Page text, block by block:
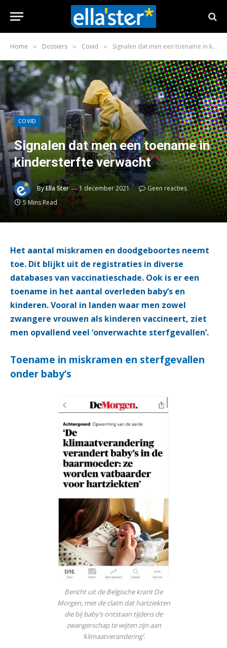
Home » Dossiers » Covid » Signalen dat men een toename in kindersterfte verwacht
COVID
Signalen dat men een toename in
kindersterfte verwacht
ByElla Ster 1 december 2021
Geen reacties
5 Mins Read
Het aantal miskramen en doodgeboortes neemt
toe. Dit blijkt uit de registraties in diverse
databases van vaccinatieschade. Ook is er een
toename in het aantal overleden baby’s en
kinderen. Vooral in landen waar men zowel
zwangere vrouwen als kinderen vaccineert, ziet
men opvallend veel ‘onverwachte sterfgevallen’.
Toename in miskramen en sterfgevallen
onder baby’s
Bericht uit de Belgische krant De
Morgen, met de claim dat hartziekten
die bij baby’s ontstaan tijdens de
zwangerschap te wijten zijn aan
‘klimaatverandering’.